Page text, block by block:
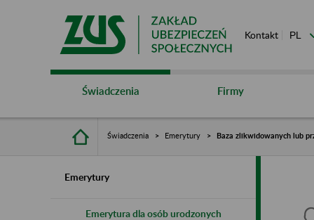
Kontakt
Świadczenia Firmy
Świadczenia Emerytury Baza zlikwidowanych lub
Emerytury
Emerytura dla osób urodzonych